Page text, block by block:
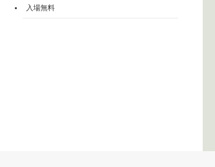
入場無料